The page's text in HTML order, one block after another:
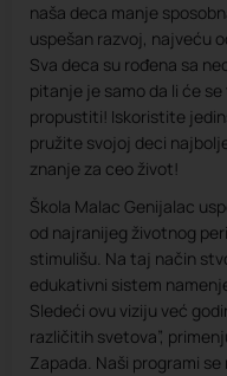
naša deca manje
uspešan razvoj, najveću
Sva deca su rođena sa
pitanje je samo da li će
propustiti! Iskoristite
pružite svojoj deci
znanje za ceo život!
Škola Malac Genijalac
od najranijeg životnog
stimulišu. Na taj način
edukativni sistem
Sledeći ovu viziju već
različitih svetova”,
Zapada. Naši programi